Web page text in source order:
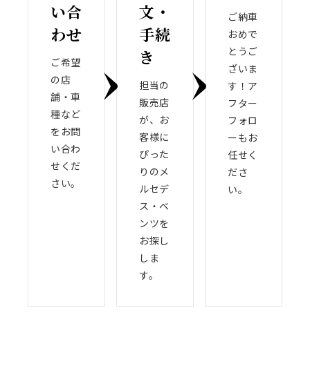
い合
わせ
ご希望
の店
舗・車
種など
をお問
い合わ
せくだ
さい。
文・
手続
き
担当の
販売店
が、お
客様に
ぴった
りのメ
ルセデ
ス・ベ
ンツを
お探し
しま
す。
ご納車
おめで
とうご
ざいま
す！ア
フター
フォロ
ーもお
任せく
ださ
い。